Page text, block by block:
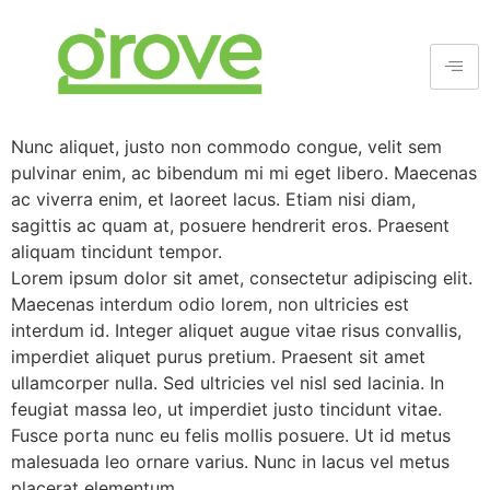
Nunc aliquet, justo non commodo congue, velit sem
pulvinar enim, ac bibendum mi mi eget libero. Maecenas
ac viverra enim, et laoreet lacus. Etiam nisi diam,
sagittis ac quam at, posuere hendrerit eros. Praesent
aliquam tincidunt tempor.
Lorem ipsum dolor sit amet, consectetur adipiscing elit.
Maecenas interdum odio lorem, non ultricies est
interdum id. Integer aliquet augue vitae risus convallis,
imperdiet aliquet purus pretium. Praesent sit amet
ullamcorper nulla. Sed ultricies vel nisl sed lacinia. In
feugiat massa leo, ut imperdiet justo tincidunt vitae.
Fusce porta nunc eu felis mollis posuere. Ut id metus
malesuada leo ornare varius. Nunc in lacus vel metus